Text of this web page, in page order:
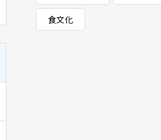
食文化